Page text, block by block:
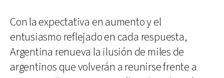
Con la expectativa en aumento y el
entusiasmo reflejado en cada respuesta,
Argentina renueva la ilusión de miles de
argentinos que volverán a reunirse frente a